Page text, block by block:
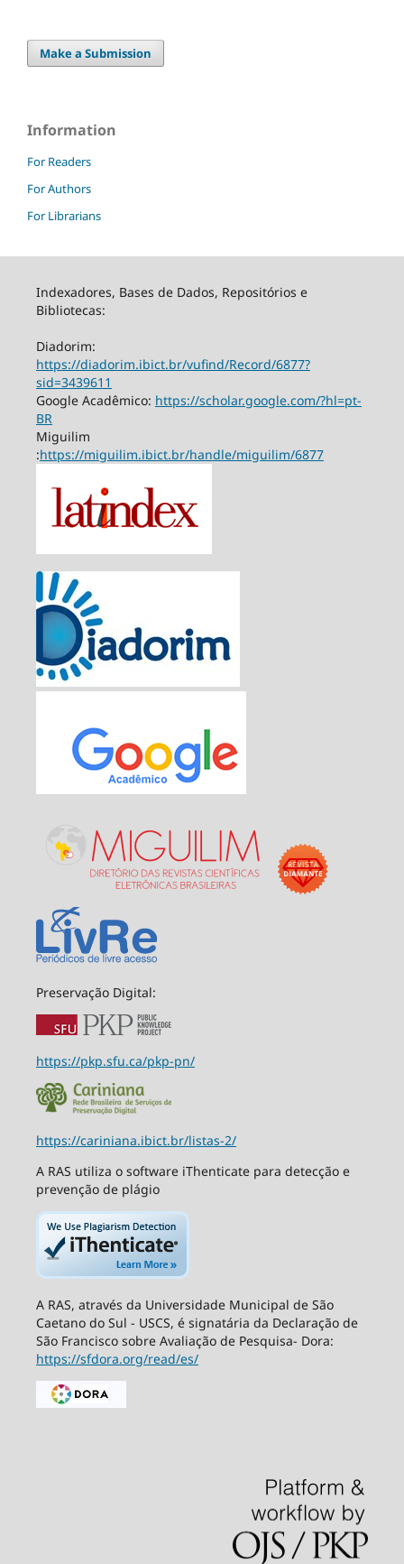
Make a Submission
Information
For Readers
For Authors
For Librarians
Indexadores, Bases de Dados, Repositórios e
Bibliotecas:
Diadorim:
https://diadorim.ibict.br/vufind/Record/6877?
sid=3439611
Google Acadêmico: https://scholar.google.com/?hl=pt-
BR
Miguilim
:https://miguilim.ibict.br/handle/miguilim/6877
Preservação Digital:
https://pkp.sfu.ca/pkp-pn/
https://cariniana.ibict.br/listas-2/
A RAS utiliza o software iThenticate para detecção e
prevenção de plágio
A RAS, através da Universidade Municipal de São
Caetano do Sul - USCS, é signatária da Declaração de
São Francisco sobre Avaliação de Pesquisa- Dora:
https://sfdora.org/read/es/